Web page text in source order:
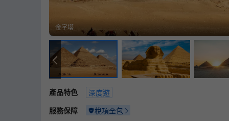
金字塔
產品特色
深度遊
服務保障
稅項全包